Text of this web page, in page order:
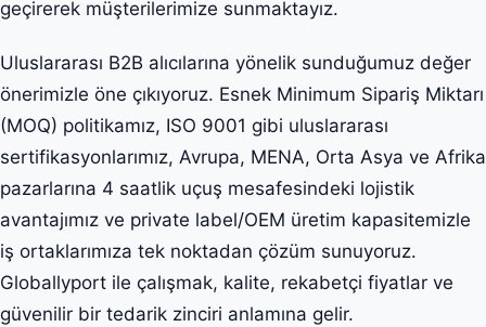
geçirerek müşterilerimize sunmaktayız.
Uluslararası B2B alıcılarına yönelik sunduğumuz değer
önerimizle öne çıkıyoruz. Esnek Minimum Sipariş Miktarı
(MOQ) politikamız, ISO 9001 gibi uluslararası
sertifikasyonlarımız, Avrupa, MENA, Orta Asya ve Afrika
pazarlarına 4 saatlik uçuş mesafesindeki lojistik
avantajımız ve private label/OEM üretim kapasitemizle
iş ortaklarımıza tek noktadan çözüm sunuyoruz.
Globallyport ile çalışmak, kalite, rekabetçi fiyatlar ve
güvenilir bir tedarik zinciri anlamına gelir.